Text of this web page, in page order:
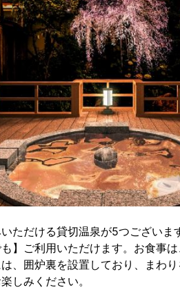
ただける貸切温泉が5つござい
】ご利用いただけます。お食事
、囲炉裏を設置しており、まわ
しみください。